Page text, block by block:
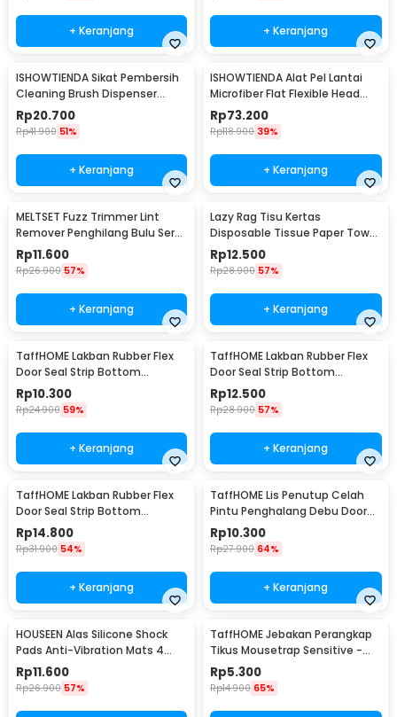
+ Keranjang + Keranjang
ISHOWTIENDA Sikat Pembersih
Cleaning Brush Dispenser
Sabun Air - S0026
Rp20.700
Rp41.900 51%
+ Keranjang
ISHOWTIENDA Alat Pel Lantai
Microfiber Flat Flexible Head
with Bucket - FMI60
Rp73.200
Rp118.900 39%
+ Keranjang
MELTSET Fuzz Trimmer Lint
Remover Penghilang Bulu Serat
Kain - CV8805
Rp11.600
Rp26.900 57%
+ Keranjang
Lazy Rag Tisu Kertas
Disposable Tissue Paper Towel
1 Roll (50 Helai) - MB104P
Rp12.500
Rp28.900 57%
+ Keranjang
TaffHOME Lakban Rubber Flex
Door Seal Strip Bottom
Waterproof 25mmx5M - TP39
Rp10.300
Rp24.900 59%
+ Keranjang
TaffHOME Lakban Rubber Flex
Door Seal Strip Bottom
Waterproof 35mmx5M - TP39
Rp12.500
Rp28.900 57%
+ Keranjang
TaffHOME Lakban Rubber Flex
Door Seal Strip Bottom
Waterproof 45mmx5M - TP39
Rp14.800
Rp31.900 54%
+ Keranjang
TaffHOME Lis Penutup Celah
Pintu Penghalang Debu Door
Bottom Seal 1M - LQ7
Rp10.300
Rp27.900 64%
+ Keranjang
HOUSEEN Alas Silicone Shock
Pads Anti-Vibration Mats 4
PCS - NY522
Rp11.600
Rp26.900 57%
TaffHOME Jebakan Perangkap
Tikus Mousetrap Sensitive -
ZL-2021
Rp5.300
Rp14.900 65%